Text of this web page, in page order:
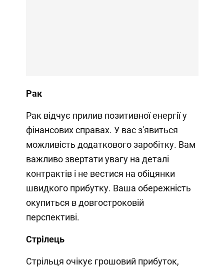
Рак
Рак відчує прилив позитивної енергії у
фінансових справах. У вас з'явиться
можливість додаткового заробітку. Вам
важливо звертати увагу на деталі
контрактів і не вестися на обіцянки
швидкого прибутку. Ваша обережність
окупиться в довгостроковій
перспективі.
Стрілець
Стрільця очікує грошовий прибуток,